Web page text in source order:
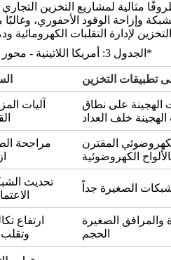
*الجدول 3: أمريكا اللاتينية - محور التركيز القطري الرئيسي لعام 2026*
تطبيقات التخزين
آليات
الهجينة على نطاق
الهجينة خلف العداد
مراجحة
المقترن
الكهروضوئية
تحديث
الصغيرة جداً
ارتفاع
وتقلب
والمرافق الصغيرة
الحجم